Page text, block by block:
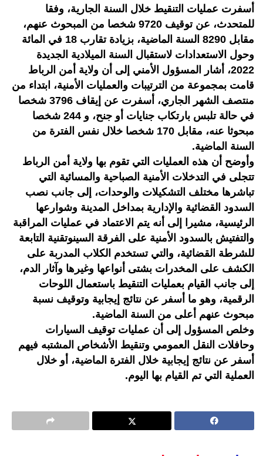
أسفرت عمليات التنقيط خلال السنة الجارية، وفقا
للمتحدث، عن توقيف 9720 شخصا من المبحوث عنهم،
مقابل 8290 السنة الماضية، بزيادة تقارب 18 في المائة
وحول الاستعدادات لاستقبال السنة الميلادية الجديدة
2022، أشار المسؤول الأمني إلى أن ولاية أمن الرباط
قامت بمجموعة من الترتيبات والعمليات الأمنية، ابتداء من
منتصف الشهر الجاري، أسفرت عن إيقاف 3796 شخصا
في حالة تلبس بارتكاب جنايات أو جنح، و 244 شخصا
مبحوثا عنه، مقابل 170 شخصا خلال نفس الفترة من
السنة الماضية.
وأوضح أن هذه العمليات التي تقوم بها ولاية أمن الرباط
تتجلى في التدخلات الأمنية الصباحية والمسائية التي
تباشرها مختلف التشكيلات والوحدات، إلى جانب نصب
السدود القضائية والإدارية بمداخل المدينة وشوارعها
الرئيسية، مشيرا إلى أنه يتم الاعتماد في عمليات المراقبة
والتفتيش بالسدود الأمنية على الفرقة السينوتقنية التابعة
للشرطة القضائية، والتي تستخدم الكلاب المدربة على
الكشف على المخدرات بشتى أنواعها وغيرها وآثار الدم،
إلى جانب القيام بعمليات التنقيط باستعمال اللوحات
الرقمية، وهو ما أسفر عن نتائج إيجابية وتوقيف نسبة
مبحوث عنهم أعلى من السنة الماضية.
وخلص المسؤول إلى أن عمليات توقيف السيارات
وحافلات النقل العمومي وتنقيط الأشخاص المشتبه فيهم
أسفر عن نتائج إيجابية خلال الفترة الماضية، أو خلال
العملية التي تم القيام بها اليوم.